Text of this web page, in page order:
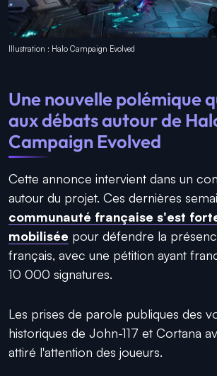
Illustration : Halo Campaign Evolved
Une nouvelle polémique
aux débats autour de
Campaign Evolved
Cette annonce intervient dans un
autour du projet. Ces dernières
communauté française s'est
mobilisée pour défendre la
français, avec une pétition ayant
10 000 signatures.
Les prises de parole publiques des
historiques de John-117 et Cortana
attiré l'attention des joueurs.